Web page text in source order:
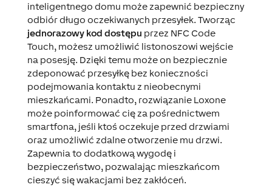
inteligentnego domu może zapewnić bezpieczny
odbiór długo oczekiwanych przesyłek. Tworząc
jednorazowy kod dostępu przez NFC Code
Touch, możesz umożliwić listonoszowi wejście
na posesję. Dzięki temu może on bezpiecznie
zdeponować przesyłkę bez konieczności
podejmowania kontaktu z nieobecnymi
mieszkańcami. Ponadto, rozwiązanie Loxone
może poinformować cię za pośrednictwem
smartfona, jeśli ktoś oczekuje przed drzwiami
oraz umożliwić zdalne otworzenie mu drzwi.
Zapewnia to dodatkową wygodę i
bezpieczeństwo, pozwalając mieszkańcom
cieszyć się wakacjami bez zakłóceń.